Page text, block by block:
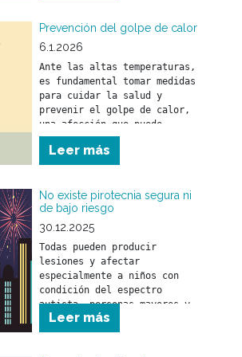
Prevención del golpe de calor
6.1.2026
Ante las altas temperaturas,
es fundamental tomar medidas
para cuidar la salud y
prevenir el golpe de calor,
una afección que puede
afectar a personas de
Leer más
No existe pirotecnia segura ni
de bajo riesgo
30.12.2025
Todas pueden producir
lesiones y afectar
especialmente a niños con
condición del espectro
autista, personas mayores y
animales.
Leer más